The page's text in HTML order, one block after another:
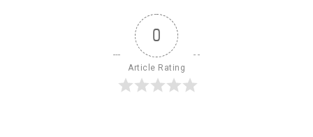
0
Article Rating